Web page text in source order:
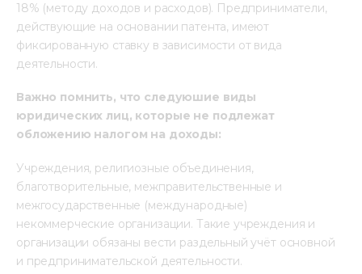
18% (методу доходов и расходов). Предприниматели,
действующие на основании патента, имеют
фиксированную ставку в зависимости от вида
деятельности.
Важно помнить, что следуюшие виды
юридических лиц, которые не подлежат
обложению налогом на доходы:
Учреждения, религиозные объединения,
благотворительные, межправительственные и
межгосударственные (международные)
некоммерческие организации. Такие учреждения и
организации обязаны вести раздельный учёт основной
и предпринимательской деятельности.